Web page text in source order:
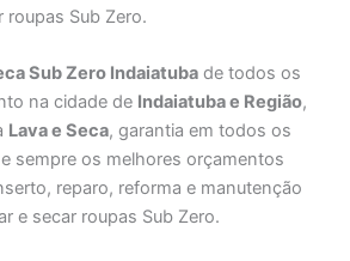
roupas Sub Zero.
Sub Zero Indaiatuba de todos os
na cidade de Indaiatuba e Região,
Lava e Seca, garantia em todos os
sempre os melhores orçamentos
reparo, reforma e manutenção
e secar roupas Sub Zero.